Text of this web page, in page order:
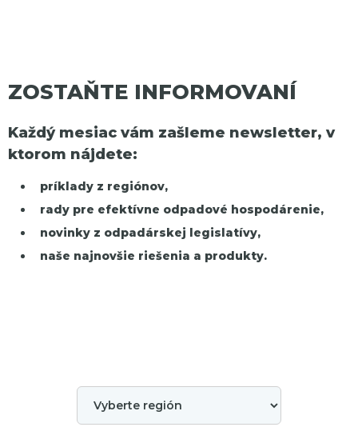
ZOSTAŇTE INFORMOVANÍ
Každý mesiac vám zašleme newsletter, v
ktorom nájdete:
príklady z regiónov,
rady pre efektívne odpadové hospodárenie,
novinky z odpadárskej legislatívy,
naše najnovšie riešenia a produkty.